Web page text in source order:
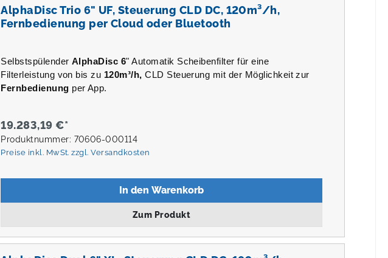
AlphaDisc Trio 6" UF, Steuerung CLD DC, 120m³/h,
Fernbedienung per Cloud oder Bluetooth
SelbstspülenderAlphaDisc 6" Automatik Scheibenfilter für eine
Filterleistung von bis zu 120m³/h,CLD Steuerung mit der Möglichkeit zur
Fernbedienung per App.
19.283,19 €*
Produktnummer: 70606-000114
Preise inkl. MwSt. zzgl. Versandkosten
In den Warenkorb
Zum Produkt